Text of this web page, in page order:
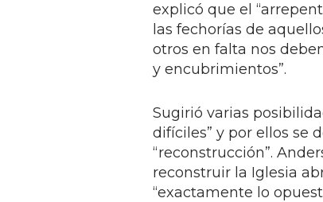
explicó que el
las fechorías de
otros en falta nos
y encubrimientos”.
Sugirió varias
difíciles” y por ellos se
“reconstrucción”.
reconstruir la Iglesia
“exactamente lo